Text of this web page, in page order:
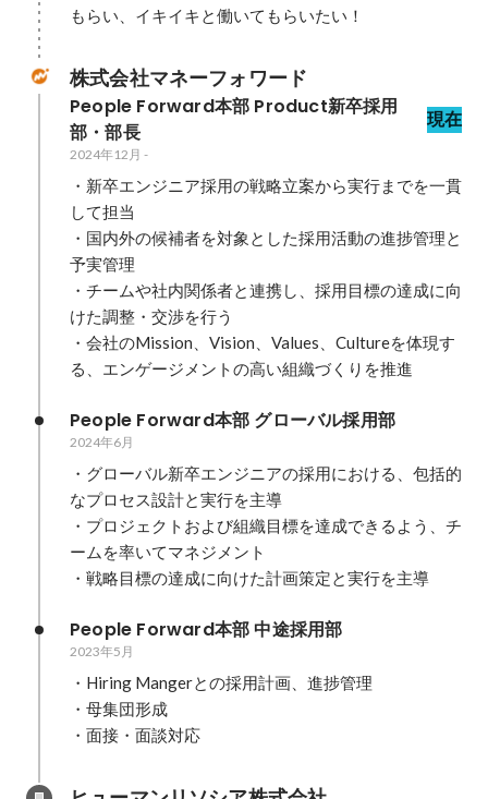
もらい、イキイキと働いてもらいたい！
株式会社マネーフォワード
People Forward本部 Product新卒採用
部・部長
現在
2024年12月 -
・新卒エンジニア採用の戦略立案から実行までを一貫
して担当
・国内外の候補者を対象とした採用活動の進捗管理と
予実管理
・チームや社内関係者と連携し、採用目標の達成に向
けた調整・交渉を行う
・会社のMission、Vision、Values、Cultureを体現す
る、エンゲージメントの高い組織づくりを推進
People Forward本部 グローバル採用部
2024年6月
・グローバル新卒エンジニアの採用における、包括的
なプロセス設計と実行を主導
・プロジェクトおよび組織目標を達成できるよう、チ
ームを率いてマネジメント
・戦略目標の達成に向けた計画策定と実行を主導
People Forward本部 中途採用部
2023年5月
・Hiring Mangerとの採用計画、進捗管理
・母集団形成
・面接・面談対応